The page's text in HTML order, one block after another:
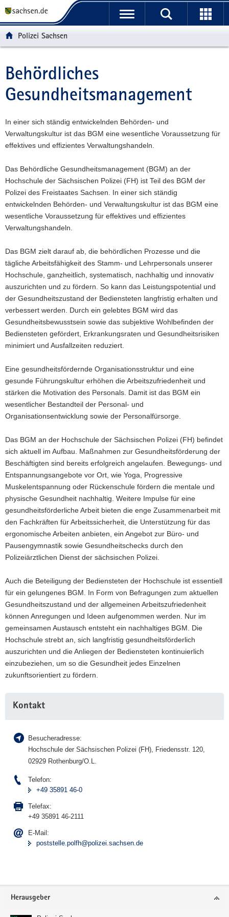
t
ü
b
e
g
r
e
f
e
n
d
e
N
v
i
g
a
t
i
o
n
t
n
a
v
g
a
t
o
n
p
n
h
a
t
t
e
I
n
o
r
m
t
i
o
n
t
-
B
e
e
i
c
Polizei Sachsen
Hauptinhalt
Behördliches
Gesundheitsmanagement
In einer sich ständig entwickelnden Behörden- und
Verwaltungskultur ist das BGM eine wesentliche Voraussetzung für
effektives und effizientes Verwaltungshandeln.
Das Behördliche Gesundheitsmanagement (BGM) an der
Hochschule der Sächsischen Polizei (FH) ist Teil des BGM der
Polizei des Freistaates Sachsen. In einer sich ständig
entwickelnden Behörden- und Verwaltungskultur ist das BGM eine
wesentliche Voraussetzung für effektives und effizientes
Verwaltungshandeln.
Das BGM zielt darauf ab, die behördlichen Prozesse und die
tägliche Arbeitsfähigkeit des Stamm- und Lehrpersonals unserer
Hochschule, ganzheitlich, systematisch, nachhaltig und innovativ
auszurichten und zu fördern. So kann das Leistungspotential und
der Gesundheitszustand der Bediensteten langfristig erhalten und
verbessert werden. Durch ein gelebtes BGM wird das
Gesundheitsbewusstsein sowie das subjektive Wohlbefinden der
Bediensteten gefördert, Erkrankungsraten und Gesundheitsrisiken
minimiert und Ausfallzeiten reduziert.
Eine gesundheitsfördernde Organisationsstruktur und eine
gesunde Führungskultur erhöhen die Arbeitszufriedenheit und
stärken die Motivation des Personals. Damit ist das BGM ein
wesentlicher Bestandteil der Personal- und
Organisationsentwicklung sowie der Personalfürsorge.
Das BGM an der Hochschule der Sächsischen Polizei (FH) befindet
sich aktuell im Aufbau. Maßnahmen zur Gesundheitsförderung der
Beschäftigten sind bereits erfolgreich angelaufen. Bewegungs- und
Entspannungsangebote vor Ort, wie Yoga, Progressive
Muskelentspannung oder Rückenschule fördern die mentale und
physische Gesundheit nachhaltig. Weitere Impulse für eine
gesundheitsförderliche Arbeit bieten die enge Zusammenarbeit mit
den Fachkräften für Arbeitssicherheit, die Unterstützung für das
ergonomische Arbeiten anbieten, ein Angebot zur Büro- und
Pausengymnastik sowie Gesundheitschecks durch den
Polizeiärztlichen Dienst der sächsischen Polizei.
Auch die Beteiligung der Bediensteten der Hochschule ist essentiell
für ein gelungenes BGM. In Form von Befragungen zum aktuellen
Gesundheitszustand und der allgemeinen Arbeitszufriedenheit
können Anregungen und Ideen aufgenommen werden. Nur im
gemeinsamen Austausch entsteht ein nachhaltiges BGM. Die
Hochschule strebt an, sich langfristig gesundheitsförderlich
auszurichten und die Anliegen der Bediensteten kontinuierlich
einzubeziehen, um so die Gesundheit jedes Einzelnen
zukunftsorientiert zu fördern.
Information
Kontakt
Besucheradresse:
Hochschule der Sächsischen Polizei (FH), Friedensstr. 120,
02929 Rothenburg/O.L.
Telefon:
+49 35891 46-0
Telefax:
+49 35891 46-2111
E-Mail:
poststelle.polfh@polizei.sachsen.de
Footer-
Herausgeber